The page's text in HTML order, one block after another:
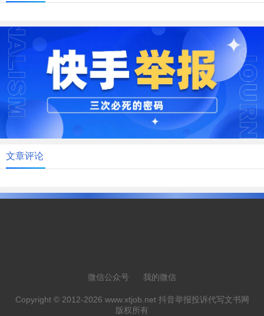
文章评论
微信公众号 我的微信
Copyright © 2012-2026 www.xtjob.net 抖音举报投诉代写文书网
版权所有